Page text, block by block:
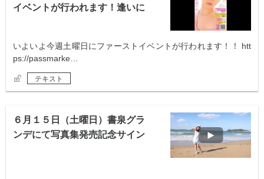
イベントが行われます！逢いに
いよいよ今週土曜日にファーストイベントが行われます！！ htt
ps://passmarke…
テキスト
６月１５日（土曜日）書泉グラ
ンデにて写真集発売記念サイン